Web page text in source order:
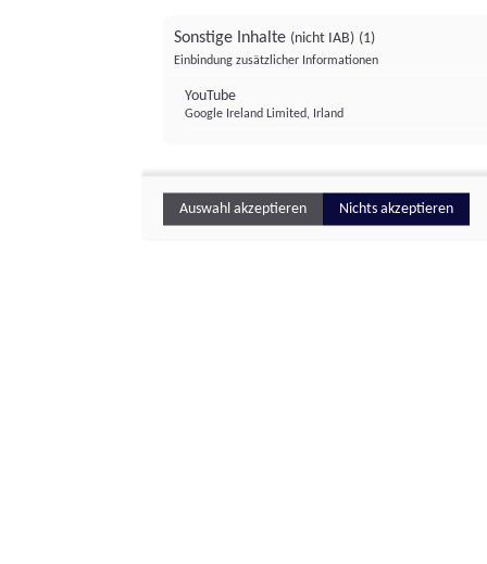
Sonstige Inhalte (nicht IAB) (1)
Einbindung zusätzlicher Informationen
YouTube
Google Ireland Limited, Irland
Auswahl akzeptieren Nichts akzeptieren